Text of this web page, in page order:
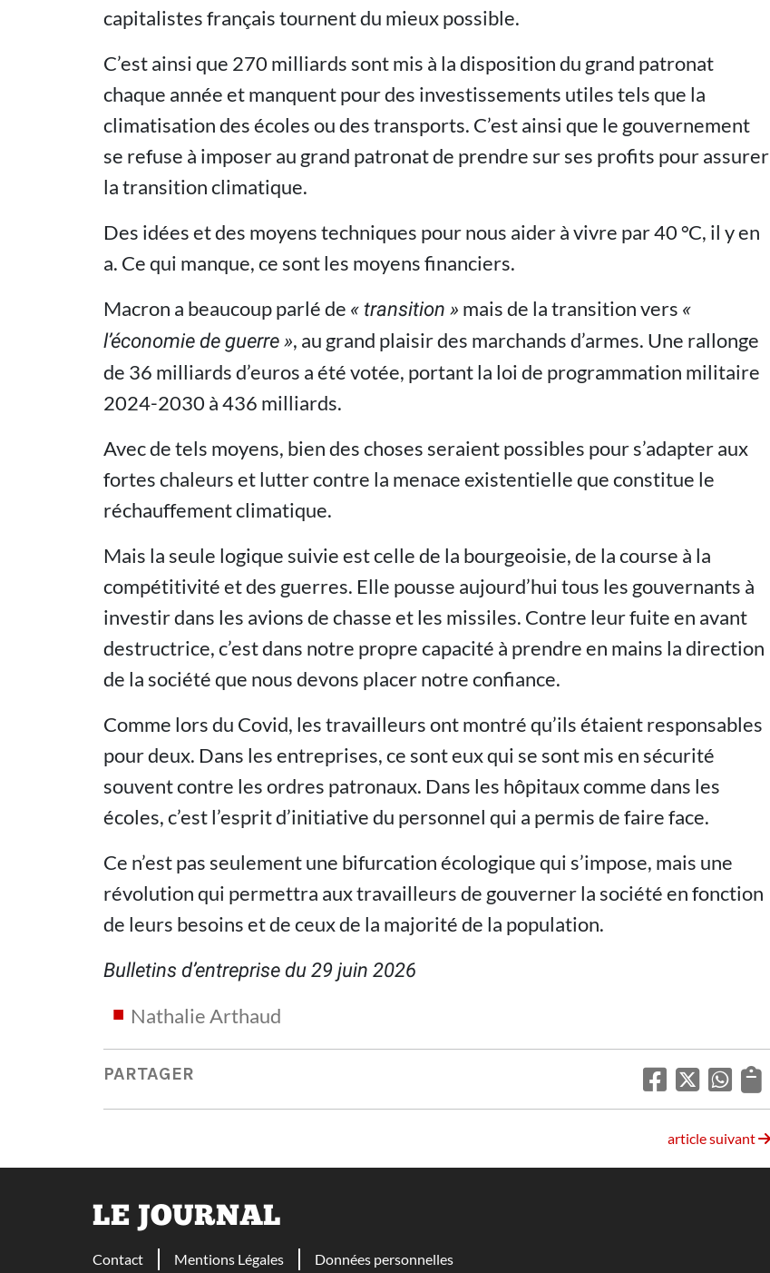
capitalistes français tournent du mieux possible.
C’est ainsi que 270 milliards sont mis à la disposition du grand patronat
chaque année et manquent pour des investissements utiles tels que la
climatisation des écoles ou des transports. C’est ainsi que le gouvernement
se refuse à imposer au grand patronat de prendre sur ses profits pour assurer
la transition climatique.
Des idées et des moyens techniques pour nous aider à vivre par 40 °C, il y en
a. Ce qui manque, ce sont les moyens financiers.
Macron a beaucoup parlé de « transition » mais de la transition vers «
l’économie de guerre », au grand plaisir des marchands d’armes. Une rallonge
de 36 milliards d’euros a été votée, portant la loi de programmation militaire
2024-2030 à 436 milliards.
Avec de tels moyens, bien des choses seraient possibles pour s’adapter aux
fortes chaleurs et lutter contre la menace existentielle que constitue le
réchauffement climatique.
Mais la seule logique suivie est celle de la bourgeoisie, de la course à la
compétitivité et des guerres. Elle pousse aujourd’hui tous les gouvernants à
investir dans les avions de chasse et les missiles. Contre leur fuite en avant
destructrice, c’est dans notre propre capacité à prendre en mains la direction
de la société que nous devons placer notre confiance.
Comme lors du Covid, les travailleurs ont montré qu’ils étaient responsables
pour deux. Dans les entreprises, ce sont eux qui se sont mis en sécurité
souvent contre les ordres patronaux. Dans les hôpitaux comme dans les
écoles, c’est l’esprit d’initiative du personnel qui a permis de faire face.
Ce n’est pas seulement une bifurcation écologique qui s’impose, mais une
révolution qui permettra aux travailleurs de gouverner la société en fonction
de leurs besoins et de ceux de la majorité de la population.
Bulletins d’entreprise du 29 juin 2026
Nathalie Arthaud
PARTAGER
article suivant
LE JOURNAL
Contact Mentions Légales Données personnelles